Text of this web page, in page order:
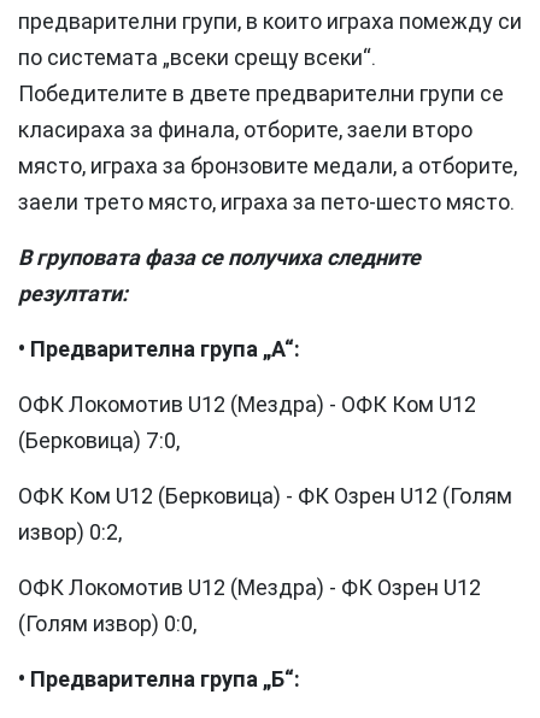
предварителни групи, в които играха помежду си
по системата „всеки срещу всеки“.
Победителите в двете предварителни групи се
класираха за финала, отборите, заели второ
място, играха за бронзовите медали, а отборите,
заели трето място, играха за пето-шесто място.
В груповата фаза се получиха следните
резултати:
• Предварителна група „А“:
ОФК Локомотив U12 (Мездра) - ОФК Ком U12
(Берковица) 7:0,
ОФК Ком U12 (Берковица) - ФК Озрен U12 (Голям
извор) 0:2,
ОФК Локомотив U12 (Мездра) - ФК Озрен U12
(Голям извор) 0:0,
• Предварителна група „Б“: